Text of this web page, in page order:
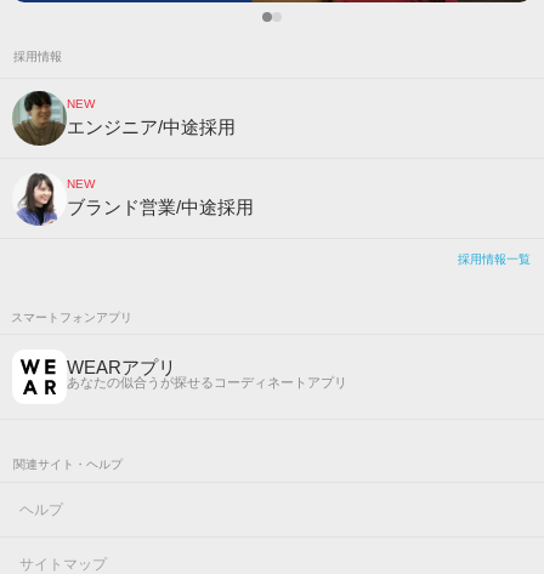
採用情報
NEW
エンジニア/中途採用
NEW
ブランド営業/中途採用
採用情報一覧
スマートフォンアプリ
WEARアプリ
あなたの似合うが探せるコーディネートアプリ
関連サイト・ヘルプ
ヘルプ
サイトマップ